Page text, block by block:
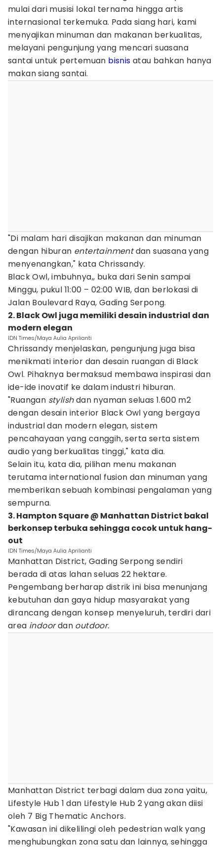
mulai dari musisi lokal ternama hingga artis
internasional terkemuka. Pada siang hari, kami
menyajikan minuman dan makanan berkualitas,
melayani pengunjung yang mencari suasana
santai untuk pertemuan bisnis atau bahkan hanya
makan siang santai.
"Di malam hari disajikan makanan dan minuman
dengan hiburan entertainmentdan suasana yang
menyenangkan," kata Chrissandy.
Black Owl, imbuhnya,, buka dari Senin sampai
Minggu, pukul 11:00 – 02:00 WIB, dan berlokasi di
Jalan Boulevard Raya, Gading Serpong.
2. Black Owl juga memiliki desain industrial dan
modern elegan
IDN Times/Maya Aulia Aprilianti
Chrissandy menjelaskan, pengunjung juga bisa
menikmati interior dan desain ruangan di Black
Owl. Pihaknya bermaksud membawa inspirasi dan
ide-ide inovatif ke dalam industri hiburan.
"Ruangan stylishdan nyaman seluas 1.600 m2
dengan desain interior Black Owl yang bergaya
industrial dan modern elegan, sistem
pencahayaan yang canggih, serta serta sistem
audio yang berkualitas tinggi," kata dia.
Selain itu, kata dia, pilihan menu makanan
terutama international fusion dan minuman yang
memberikan sebuah kombinasi pengalaman yang
sempurna.
3. Hampton Square @ Manhattan District bakal
berkonsep terbuka sehingga cocok untuk hang-
out
IDN Times/Maya Aulia Aprilianti
Manhattan District, Gading Serpong sendiri
berada di atas lahan seluas 22 hektare.
Pengembang berharap distrik ini bisa menunjang
kebutuhan dan gaya hidup masyarakat yang
dirancang dengan konsep menyeluruh, terdiri dari
area indoordan outdoor.
Manhattan District terbagi dalam dua zona yaitu,
Lifestyle Hub 1 dan Lifestyle Hub 2 yang akan diisi
oleh 7 Big Thematic Anchors.
"Kawasan ini dikelilingi oleh pedestrian walk yang
menghubungkan zona satu dan lainnya, sehingga